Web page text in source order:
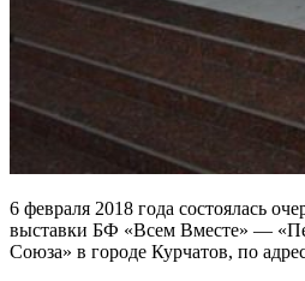
6 февраля 2018 года состоялась
выставки БФ «Всем Вместе» —
Союза» в городе Курчатов, по